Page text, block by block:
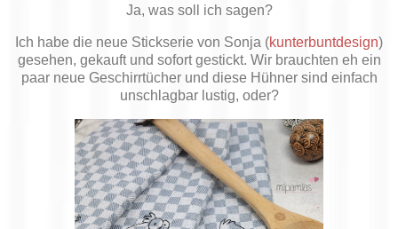
Ja, was soll ich sagen?
Ich habe die neue Stickserie von Sonja (kunterbuntdesign)
gesehen, gekauft und sofort gestickt. Wir brauchten eh ein
paar neue Geschirrtücher und diese Hühner sind einfach
unschlagbar lustig, oder?